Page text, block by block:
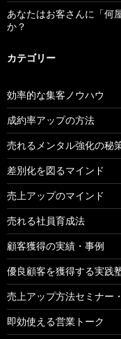
あなたはお客さんに「何
か？
カテゴリー
効率的な集客ノウハウ
成約率アップの方法
売れるメンタル強化の秘
差別化を図るマインド
売上アップのマインド
売れる社員育成法
顧客獲得の実績・事例
優良顧客を獲得する実践
売上アップ方法セミナー
即効使える営業トーク